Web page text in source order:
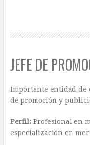
JEFE DE
Importante entidad de
de promoción y
Perfil: Profesional en
especialización en